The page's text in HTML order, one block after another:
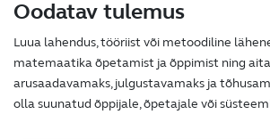
Oodatav tulemus
Luua lahendus, tööriist või metoodiline
matemaatika õpetamist ja õppimist ning
arusaadavamaks, julgustavamaks ja
olla suunatud õppijale, õpetajale või